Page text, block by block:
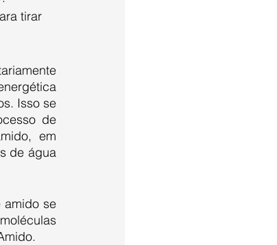
tirar
Isso se
de
em
de água